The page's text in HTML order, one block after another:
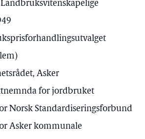
Asker
for jordbruket
Norsk Standardiseringsforbund
Asker kommunale